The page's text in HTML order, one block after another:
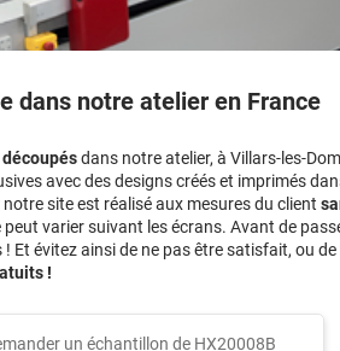
dans notre atelier en France
dans notre atelier, à Villars-les-
avec des designs créés et imprimés
site est réalisé aux mesures du client
peut varier suivant les écrans. Avant de
Et évitez ainsi de ne pas être satisfait, ou
!
un échantillon de HX20008B